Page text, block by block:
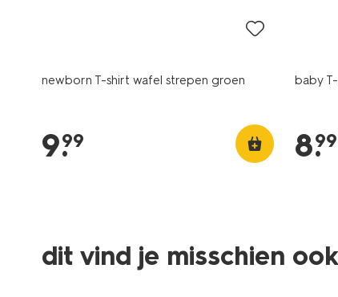
newborn T-shirt wafel strepen groen
9.
99
baby
8.
99
dit vind je misschien